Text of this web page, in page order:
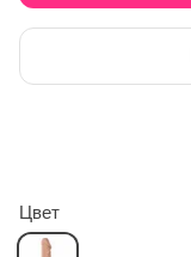
Цвет